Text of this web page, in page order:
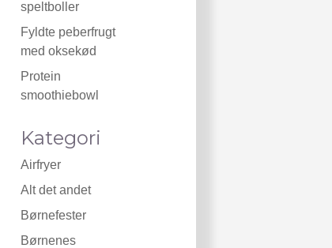
speltboller
Fyldte peberfrugt
med oksekød
Protein
smoothiebowl
Kategori
Airfryer
Alt det andet
Børnefester
Børnenes